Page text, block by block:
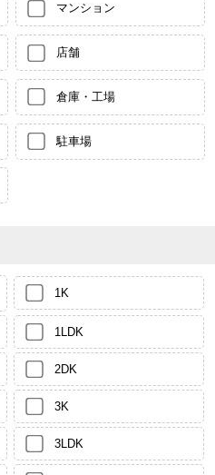
マンション
店舗
倉庫・工場
駐車場
1K
1LDK
2DK
3K
3LDK